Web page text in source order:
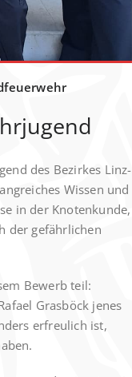
des Bezirkes Linz-
Wissen und
in der Knotenkunde,
der gefährlichen
Bewerb teil:
Grasböck jenes
erfreulich ist,